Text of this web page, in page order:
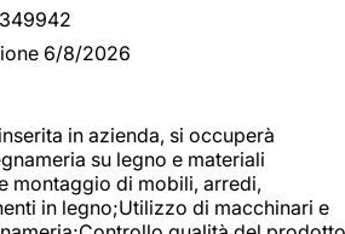
349942
6/8/2026
in azienda, si occuperà
su legno e materiali
montaggio di mobili, arredi,
in legno;Utilizzo di macchinari e